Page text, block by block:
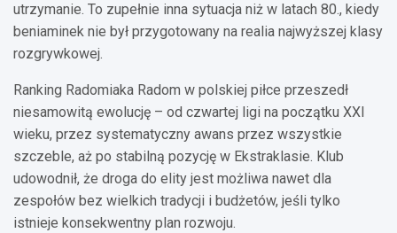
utrzymanie. To zupełnie inna sytuacja niż w latach 80., kiedy
beniaminek nie był przygotowany na realia najwyższej klasy
rozgrywkowej.
Ranking Radomiaka Radom w polskiej piłce przeszedł
niesamowitą ewolucję – od czwartej ligi na początku XXI
wieku, przez systematyczny awans przez wszystkie
szczeble, aż po stabilną pozycję w Ekstraklasie. Klub
udowodnił, że droga do elity jest możliwa nawet dla
zespołów bez wielkich tradycji i budżetów, jeśli tylko
istnieje konsekwentny plan rozwoju.